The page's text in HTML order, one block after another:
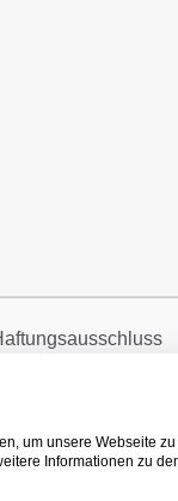
um unsere Webseite
Informationen zu